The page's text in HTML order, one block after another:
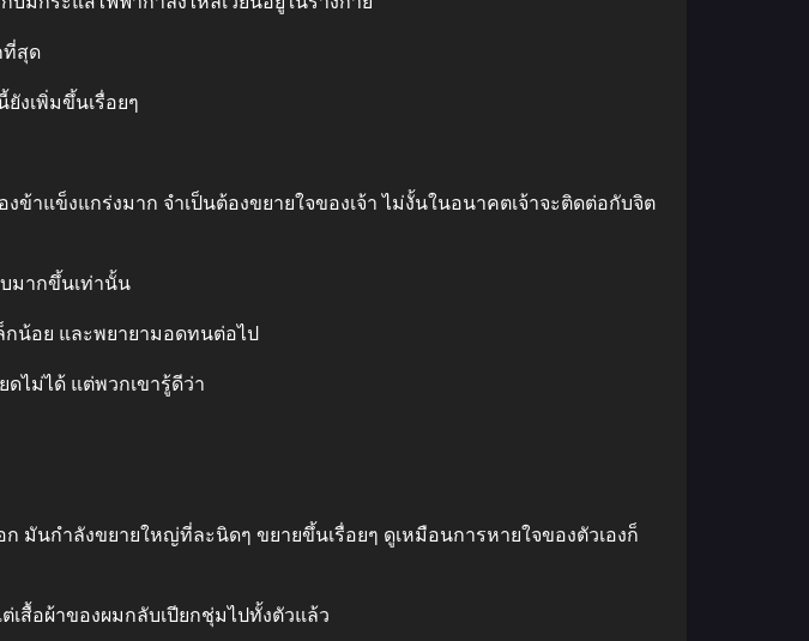
ที่สุด
งเพิ่มขึ้นเรื่อยๆ
าแข็งแกร่งมาก จําเป็นต้องขยายใจของเจ้า ไม่งั้นในอนาคตเจ้าจะติดต่อกับจิต
มากขึ้นเท่านั้น
กน้อย และพยายามอดทนต่อไป
ไม่ได้ แต่พวกเขารู้ดีว่า
มันกําลังขยายใหญ่ที่ละนิดๆ ขยายขึ้นเรื่อยๆ ดูเหมือนการหายใจของตัวเองก็
เสื้อผ้าของผมกลับเปียกชุ่มไปทั้งตัวแล้ว